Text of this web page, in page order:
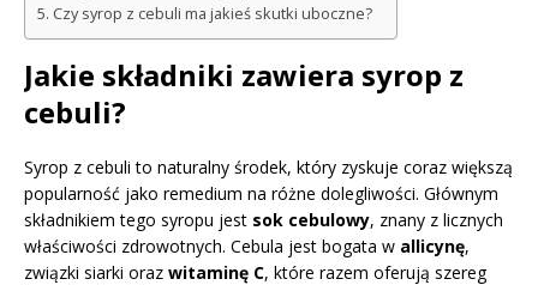
Czy syrop z cebuli ma jakieś skutki uboczne?
Jakie składniki zawiera syrop z
cebuli?
Syrop z cebuli to naturalny środek, który zyskuje coraz większą
popularność jako remedium na różne dolegliwości. Głównym
składnikiem tego syropu jest sok cebulowy, znany z licznych
właściwości zdrowotnych. Cebula jest bogata w allicynę,
związki siarki oraz witaminę C, które razem oferują szereg